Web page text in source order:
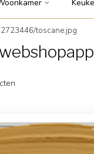
toscane.jpg